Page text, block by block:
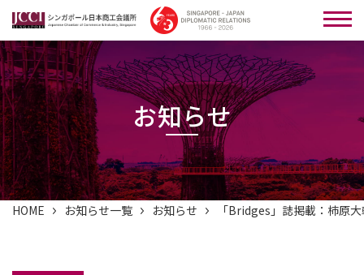
お知らせ
HOME お知らせ一覧 お知らせ 「Bridges」誌掲載：柿原